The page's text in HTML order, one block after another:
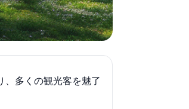
多くの観光客を魅了